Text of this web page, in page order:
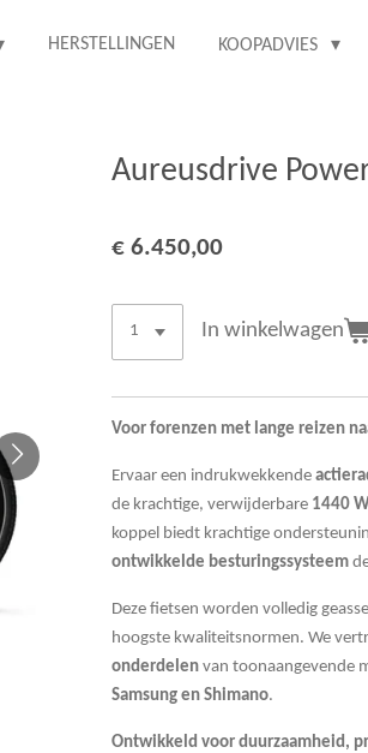
HERSTELLINGEN KOOPADVIES
Aureusdrive
€ 6.450,00
In winkelwagen
Voor forenzen met lange reizen
Ervaar een indrukwekkende
de krachtige, verwijderbare 1440
koppel biedt krachtige
ontwikkelde besturingssysteem
Deze fietsen worden volledig
hoogste kwaliteitsnormen. We
onderdelen van toonaangevende
Samsung en Shimano.
Ontwikkeld voor duurzaamheid,